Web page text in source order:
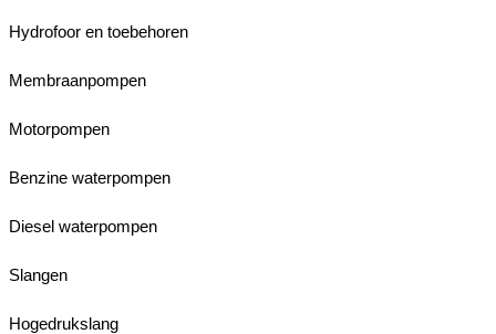
Hydrofoor en toebehoren
Membraanpompen
Motorpompen
Benzine waterpompen
Diesel waterpompen
Slangen
Hogedrukslang